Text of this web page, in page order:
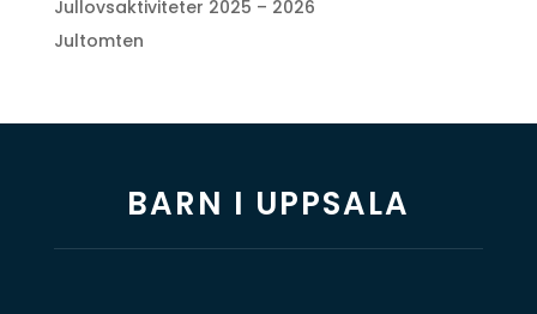
Jullovsaktiviteter 2025 – 2026
Jultomten
BARN I UPPSALA